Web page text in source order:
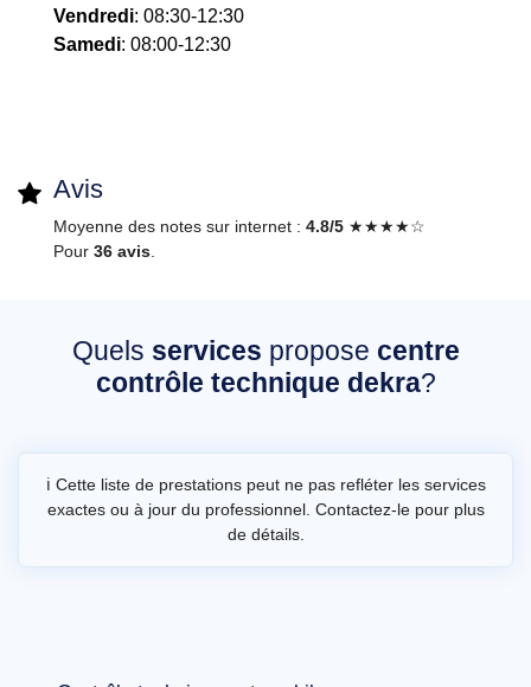
Vendredi: 08:30-12:30
Samedi: 08:00-12:30
Avis
Moyenne des notes sur internet : 4.8/5 ★★★★☆
Pour 36 avis
Quels services propose centre
contrôle technique dekra?
ℹ️ Cette liste de prestations peut ne pas refléter les services
exactes ou à jour du professionnel. Contactez-le pour plus
de détails.